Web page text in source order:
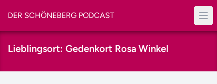
DER SCHÖNEBERG PODCAST
Lieblingsort: Gedenkort Rosa Winkel